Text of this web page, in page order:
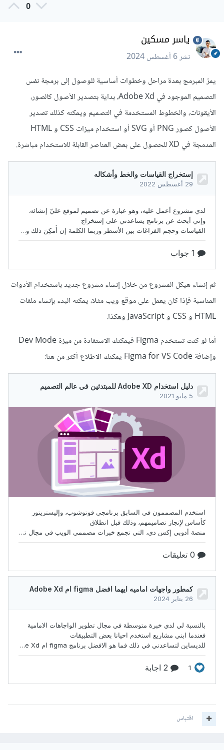
0
ياسر مسكين
نشر6 أغسطس 2024
يمرّ المبرمج بعدة مراحل وخطوات أساسية للوصول إلى برمجة نفس
التصميم الموجود في Adobe Xd، بداية بتصدير الأصول كالصور،
الأيقونات، والخطوط المستخدمة في التصميم ويمكنه كذلك تصدير
الأصول كصور PNG أو SVG أو استخدام ميزات CSS و HTML
المدمجة في XD للحصول على بعض العناصر القابلة للاستخدام مباشرة.
ثم إنشاء هيكل المشروع من خلال إنشاء مشروع جديد باستخدام الأدوات
المناسبة فإذا كان يعمل على موقع ويب مثلا، يمكنه البدء بإنشاء ملفات
HTML و CSS و JavaScript وهكذا.
أما لو كنت تستخدم Figma فيمكنك الاستفادة من ميزة Dev Mode
وإضافة Figma for VS Code يمكنك الاطلاع أكثر من هنا:
اقتباس